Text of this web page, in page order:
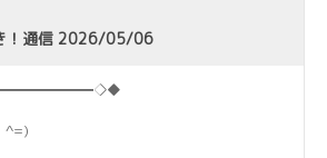
！通信 2026/05/06
^=)